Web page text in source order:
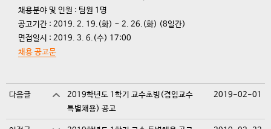
채용분야 및 인원 : 팀원 1명
공고기간 : 2019. 2. 19.(화) ~ 2. 26.(화) (8일간)
면접일시 : 2019. 3. 6.(수) 17:00
채용 공고문
다음글
2019학년도 1학기 교수초빙(겸임교수
특별채용) 공고
2019-02-01